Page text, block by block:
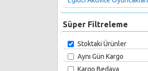
Süper Filtreleme
Stoktaki Ürünler
Aynı Gün Kargo
Kargo Bedava